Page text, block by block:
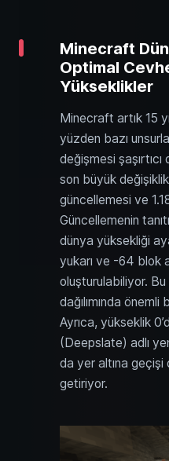
Minecraft
Optimal
Yükseklikler
Minecraft artık 15
yüzden bazı
değişmesi
son büyük
güncellemesi ve
Güncellemenin
dünya yüksekliği
yukarı ve -64 blok
oluşturulabiliyor.
dağılımında
Ayrıca, yükseklik
(Deepslate) adlı
da yer altına geçişi
getiriyor.